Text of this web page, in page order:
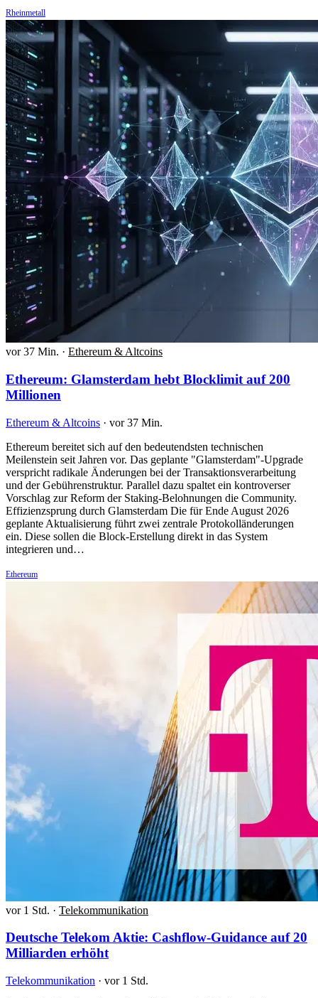
Rheinmetall
vor 37 Min. · Ethereum & Altcoins
Ethereum: Glamsterdam hebt Blocklimit auf 200
Millionen
Ethereum & Altcoins · vor 37 Min.
Ethereum bereitet sich auf den bedeutendsten technischen
Meilenstein seit Jahren vor. Das geplante "Glamsterdam"-Upgrade
verspricht radikale Änderungen bei der Transaktionsverarbeitung
und der Gebührenstruktur. Parallel dazu spaltet ein kontroverser
Vorschlag zur Reform der Staking-Belohnungen die Community.
Effizienzsprung durch Glamsterdam Die für Ende August 2026
geplante Aktualisierung führt zwei zentrale Protokolländerungen
ein. Diese sollen die Block-Erstellung direkt in das System
integrieren und…
Ethereum
vor 1 Std. · Telekommunikation
Deutsche Telekom Aktie: Cashflow-Guidance auf 20
Milliarden erhöht
Telekommunikation · vor 1 Std.